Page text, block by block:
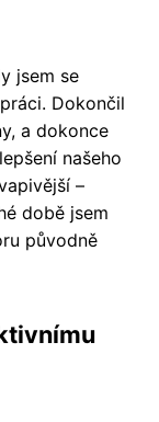
jsem se
Dokončil
a dokonce
našeho
–
době jsem
původně